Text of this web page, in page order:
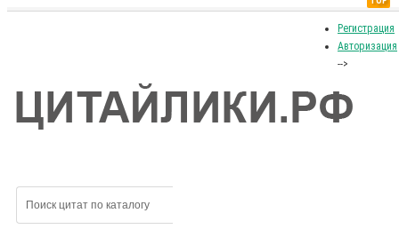
Регистрация
Авторизация
-->